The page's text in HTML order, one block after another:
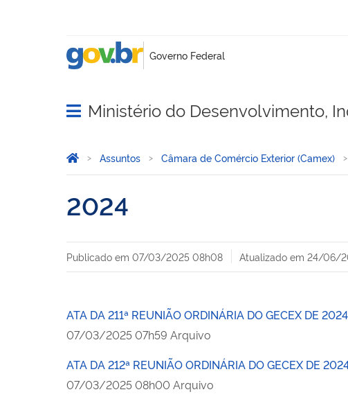
Abrir menu principal de navegação
Ministério do Desenvolvimento,
Você está aqui:
Página Inicial
Assuntos Câmara de Comércio Exterior (Camex)
2024
Publicado em 07/03/2025 08h08 Atualizado em 24/06/
ATA DA 211ª REUNIÃO ORDINÁRIA DO GECEX DE 2024
publicado
07/03/202507h59 Arquivo
ATA DA 212ª REUNIÃO ORDINÁRIA DO GECEX DE
publicado
07/03/202508h00 Arquivo